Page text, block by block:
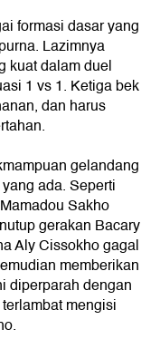
formasi dasar yang
Lazimnya
kuat dalam duel
1 vs 1. Ketiga bek
dan harus
gelandang
ada. Seperti
Sakho
gerakan Bacary
Aly Cissokho gagal
memberikan
diperparah dengan
mengisi